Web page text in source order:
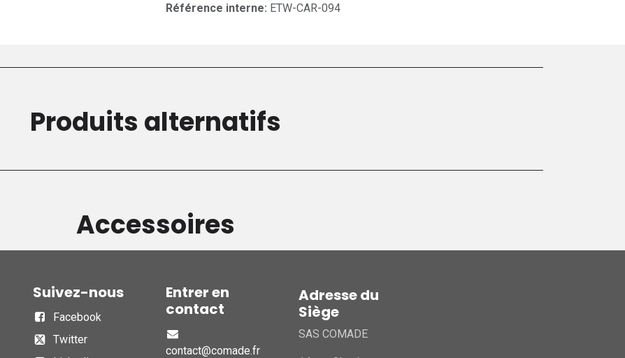
Référence interne: ETW-CAR-094
Produits alternatifs
Accessoires
Suivez-nous
Facebook
Twitter
Entrer en
contact
contact@comade.fr
Adresse du
Siège
SAS COMADE